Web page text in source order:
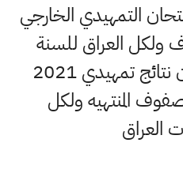
التمهيدي الخارجي
ولكل العراق للسنة
الحاليه 2021 , اعلان نتائج تمهيدي 2021
المنتهيه ولكل
العراق